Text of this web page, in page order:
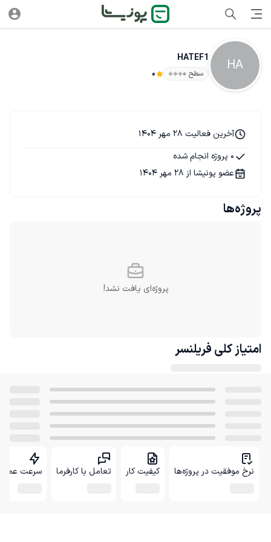
HA
HATEF1
سطح ۰ 0
آخرین فعالیت 28 مهر 1404
0 پروژه انجام شده
عضو پونیشا از 28 مهر 1404
پروژه‌ها
پروژه‌ای یافت نشد!
امتیاز کلی فریلنسر
نرخ موفقیت در پروژه‌ها کیفیت کار تعامل با کارفرما سرعت عمل